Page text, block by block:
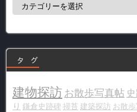
ー
タ グ
建物探訪 お散歩写真帖
り 鎌倉史跡碑 掃苔 建築探訪 お散